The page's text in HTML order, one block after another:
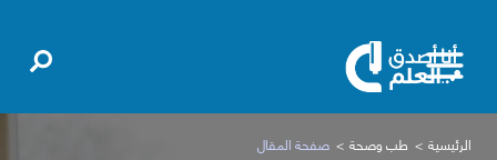
الرئيسية طب وصحة صفحة المقال